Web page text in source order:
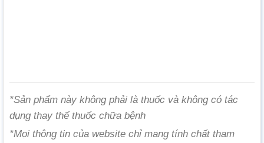
*Sản phẩm này không phải là thuốc và không có tác
dụng thay thế thuốc chữa bệnh
*Mọi thông tin của website chỉ mang tính chất tham